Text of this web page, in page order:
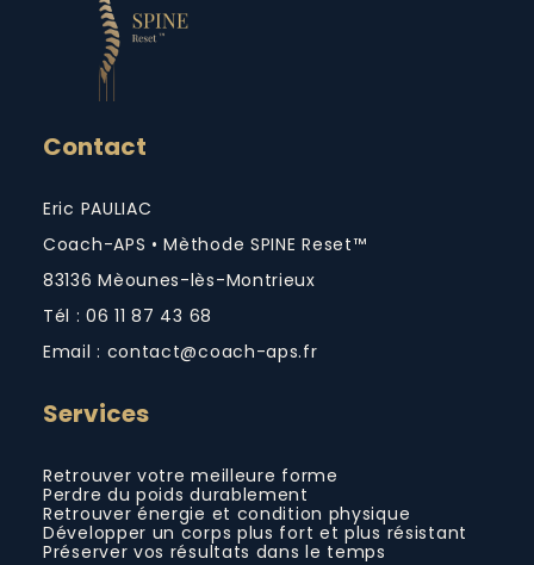
Contact
Eric PAULIAC
Coach-APS • Mèthode SPINE Reset™
83136 Mèounes-lès-Montrieux
Tél : 06 11 87 43 68
Email : contact@coach-aps.fr
Services
Retrouver votre meilleure forme
Perdre du poids durablement
Retrouver énergie et condition physique
Développer un corps plus fort et plus résistant
Préserver vos résultats dans le temps